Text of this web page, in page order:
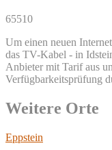
65510
Um einen neuen
das TV-Kabel - in
Anbieter mit Tarif aus
Verfügbarkeitsprüfung
Weitere Orte
Eppstein